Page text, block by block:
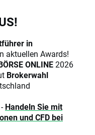
in
aktuellen Awards!
ONLINE2026
Brokerwahl
Handeln Sie mit
und CFD bei